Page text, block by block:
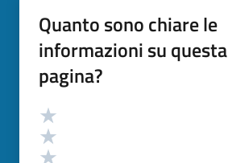
Quanto sono chiare le
informazioni su questa
pagina?
Valutazione